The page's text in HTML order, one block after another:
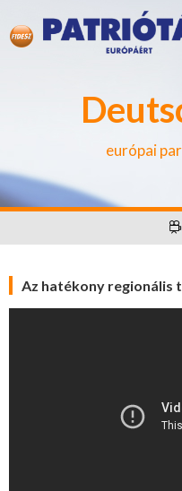
európai
Az hatékony regionális